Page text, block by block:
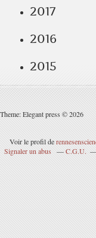
2017
2016
2015
Theme: Elegant press © 2026
Voir le profil de
Signaler un abus
C.G.U.